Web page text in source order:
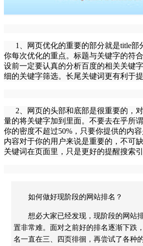
1、 网页优化的重要的部分就是title部
你每次优化的重点。标题与关键字的符
设前一定要认真的分析百度的相关关键
细的关键字筛选。长尾关键词更有利于提
2、网页的头部和底部是很重要的，
量的将关键字加到里面。不要去在乎所
你的密度不超过50%，只要你提供的内
内容对于你的用户来说是重要的，不可
关键词在页面里，只是更好的提醒搜索引
如何做好现阶段的网站排名？
想必大家已经发现，现阶段的网站
置非常难。面对之前好的排名逐渐下跌
名一直在三、四页徘徊，再尝试了各种